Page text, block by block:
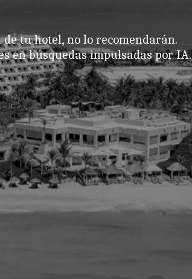
tu hotel, no lo recomendarán.
en búsquedas impulsadas por IA.